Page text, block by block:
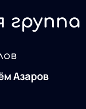
группа
Азаров